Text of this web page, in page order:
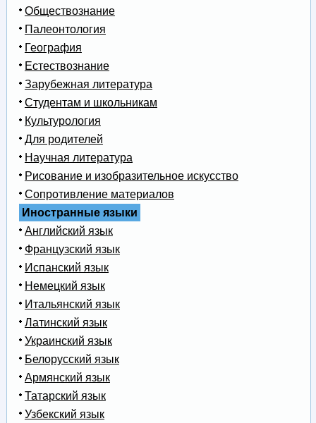
Обществознание
Палеонтология
География
Естествознание
Зарубежная литература
Студентам и школьникам
Культурология
Для родителей
Научная литература
Рисование и изобразительное искусство
Сопротивление материалов
Иностранные языки
Английский язык
Французский язык
Испанский язык
Немецкий язык
Итальянский язык
Латинский язык
Украинский язык
Белорусский язык
Армянский язык
Татарский язык
Узбекский язык